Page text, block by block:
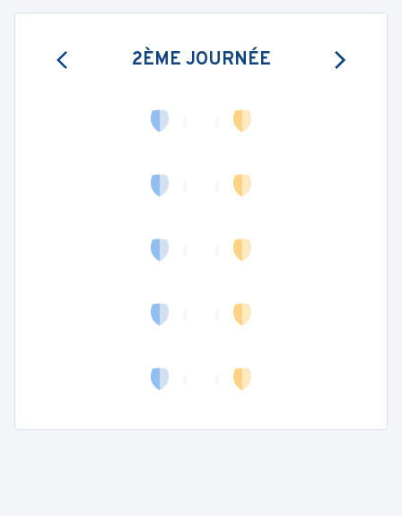
2ÈME JOURNÉE